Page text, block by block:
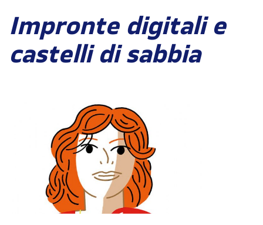
Impronte digitali e
castelli di sabbia